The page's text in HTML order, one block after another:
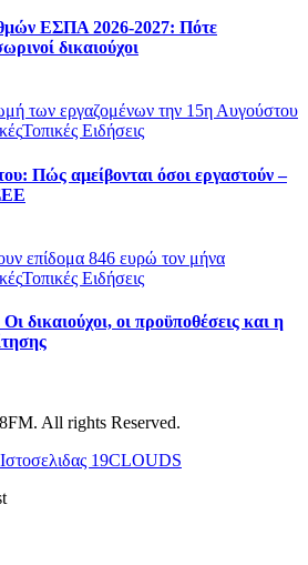
ΕΣΠΑ 2026-2027: Πότε
δικαιούχοι
Τοπικές Ειδήσεις
Πώς αμείβονται όσοι εργαστούν –
Τοπικές Ειδήσεις
δικαιούχοι, οι προϋποθέσεις και η
All rights Reserved.
19CLOUDS